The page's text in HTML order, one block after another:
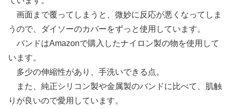
画面まで覆ってしまうと、微妙に反応が悪くなってしま
うので、ダイソーのカバーをずっと使用しています。
バンドはAmazonで購入したナイロン製の物を使用して
います。
多少の伸縮性があり、手洗いできる点。
また、純正シリコン製や金属製のバンドに比べて、肌触
りが良いので愛用しています。